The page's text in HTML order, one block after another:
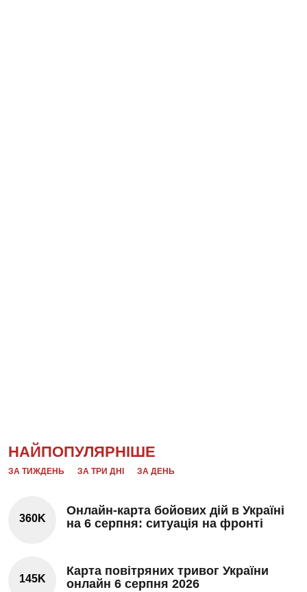
НАЙПОПУЛЯРНІШЕ
ЗА ТИЖДЕНЬ ЗА ТРИ ДНІ ЗА ДЕНЬ
360K
Онлайн-карта бойових дій в Україні
на 6 серпня: ситуація на фронті
145K
Карта повітряних тривог України
онлайн 6 серпня 2026